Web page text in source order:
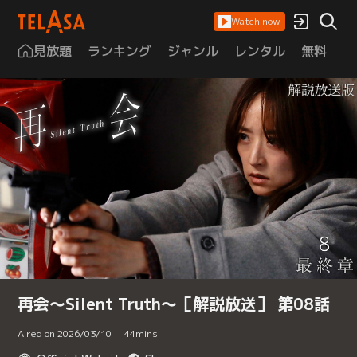
Watch now
見放題 ランキング ジャンル レンタル 無料
再会～Silent Truth～［解説放送］ 第08話
Aired on 2026/03/10 44mins